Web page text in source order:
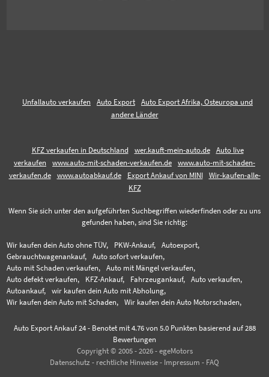
Unfallauto verkaufen Auto Export
Auto Export Afrika, Osteuropa und
andere Länder
KFZ verkaufen in Deutschland wer.kauft-mein-auto.de
Auto live
verkaufen
www.auto-mit-schaden-verkaufen.de
www.auto-mit-schaden-
verkaufen.de
www.autoabkauf.de Export Ankauf von MINI
Wir-kaufen-alle-
KFZ
Wenn Sie sich unter den aufgeführten Suchbegriffen wiederfinden oder zu uns
gefunden haben, sind Sie richtig:
Wir kaufen dein Auto ohne TÜV, PKW-Ankauf,
Autoexport,
Gebrauchtwagenankauf,
Auto sofort verkaufen,
Auto mit Schaden verkaufen,
Auto mit Mängel verkaufen,
Auto defekt verkaufen,
KFZ-Ankauf, Fahrzeugankauf,
Auto verkaufen,
Autoankauf,
wir kaufen dein Auto mit Abholung,
Wir kaufen dein Auto mit Schaden,
Wir kaufen dein Auto Motorschaden,
Auto Export Ankauf 24- Benotet mit 4.76von 5.0 Punkten basierend auf 288
Bewertungen
Copyright © 2005 - 2026 - egeMotors
Datenschutz - rechtliche Hinweise - Impressum - FAQ